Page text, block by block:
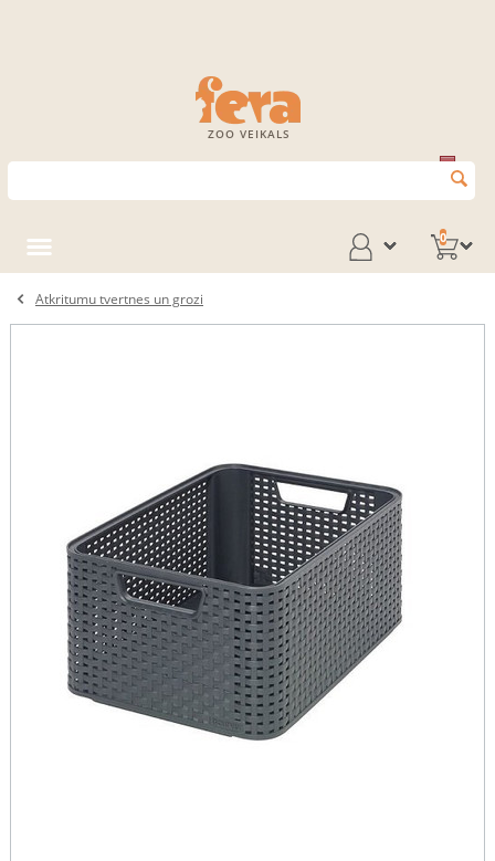
ZOO VEIKALS
0
Atkritumu tvertnes un grozi